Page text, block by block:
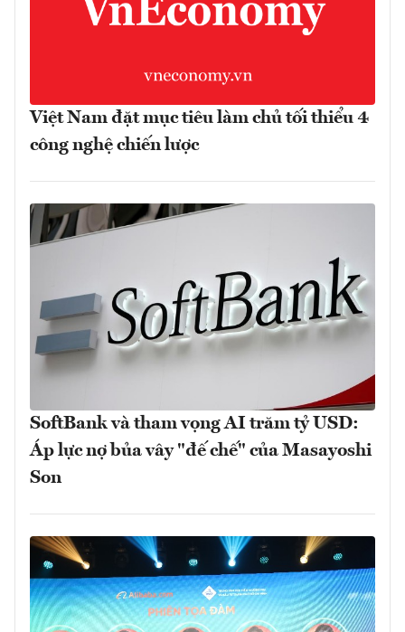
Việt Nam đặt mục tiêu làm chủ tối thiểu 4
công nghệ chiến lược
SoftBank và tham vọng AI trăm tỷ USD:
Áp lực nợ bủa vây "đế chế" của Masayoshi
Son